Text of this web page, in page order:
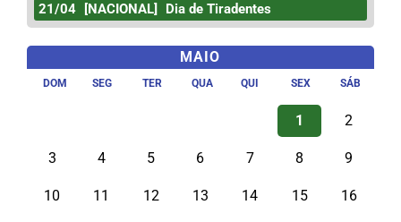
21/04
[NACIONAL] Dia de Tiradentes
MAIO
DOM SEG TER QUA QUI SEX SÁB
1 2
3 4 5 6 7 8 9
10 11 12 13 14 15 16